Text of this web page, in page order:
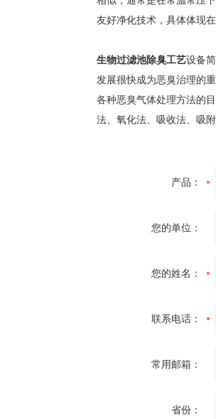
友好净化技术，具体体现
生物过滤池除臭工艺设备
发展很快成为恶臭治理的
各种恶臭气体处理方法的
法、氧化法、吸收法、吸
产品：
您的单位：
您的姓名：
联系电话：
常用邮箱：
省份：